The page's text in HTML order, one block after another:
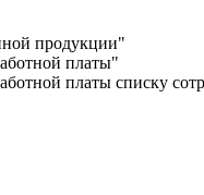
продукции"
платы"
платы списку